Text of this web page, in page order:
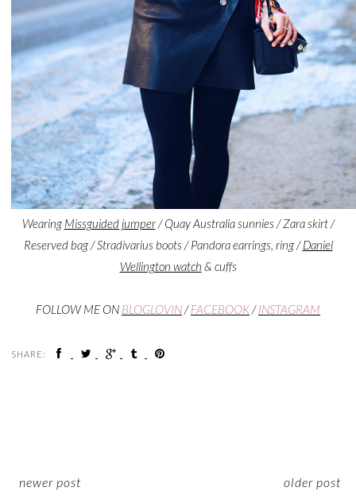
Wearing Missguided jumper/ Quay Australia sunnies / Zara skirt /
Reserved bag / Stradivarius boots / Pandora earrings, ring /Daniel
Wellington watch & cuffs
FOLLOW ME ON BLOGLOVIN/FACEBOOK/INSTAGRAM
SHARE:
newer post older post